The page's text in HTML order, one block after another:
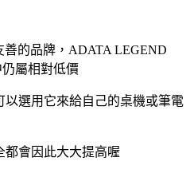
的品牌，ADATA LEGEND
屬相對低價
選用它來給自己的桌機或筆電
都會因此大大提高喔